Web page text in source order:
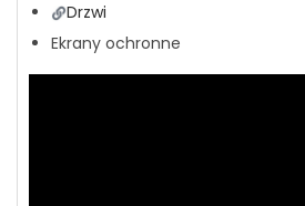
Drzwi
Ekrany ochronne